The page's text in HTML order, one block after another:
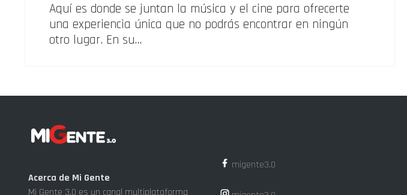
Aquí es donde se juntan la música y el cine para ofrecerte
una experiencia única que no podrás encontrar en ningún
otro lugar. En su…
Acerca de Mi Gente
Mi Gente 3.0 es un canal multiplataforma
migente3.0